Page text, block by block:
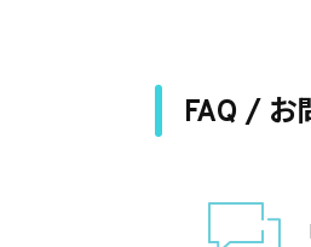
FAQ / お